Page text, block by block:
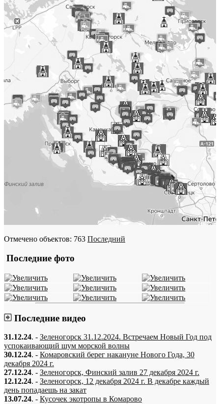
Отмечено объектов: 763 Последний
Последние фото
Последние видео
31.12.24. - Зеленогорск 31.12.2024. Встречаем Новый Год под
успокаивающий шум морской волны
30.12.24. - Комаровский берег накануне Нового Года, 30
декабря 2024 г.
27.12.24. - Зеленогорск, Финский залив 27 декабря 2024 г.
12.12.24. - Зеленогорск, 12 декабря 2024 г. В декабре каждый
день попадаешь на закат
13.07.24. - Кусочек экотропы в Комарово